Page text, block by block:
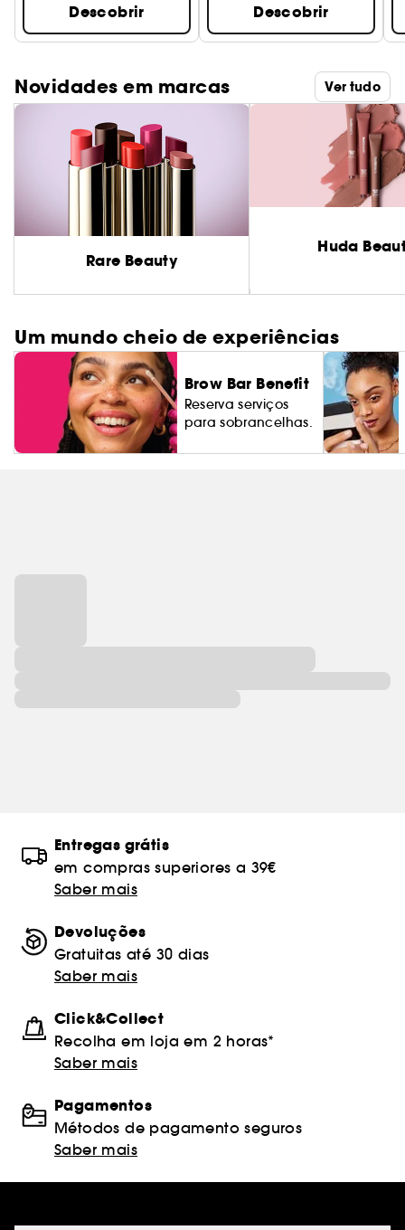
Descobrir Descobrir
Novidades em marcas Ver tudo
Rare Beauty
Huda
Um mundo cheio de experiências
Brow Bar Benefit
Reserva serviços
para sobrancelhas.
Entregas grátis
em compras superiores a 39€
Saber mais
Devoluções
Gratuitas até 30 dias
Saber mais
Click&Collect
Recolha em loja em 2 horas*
Saber mais
Pagamentos
Métodos de pagamento seguros
Saber mais